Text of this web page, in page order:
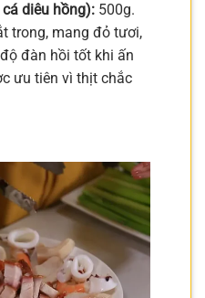
diêu hồng): 500g.
trong, mang đỏ tươi,
đàn hồi tốt khi ấn
ưu tiên vì thịt chắc